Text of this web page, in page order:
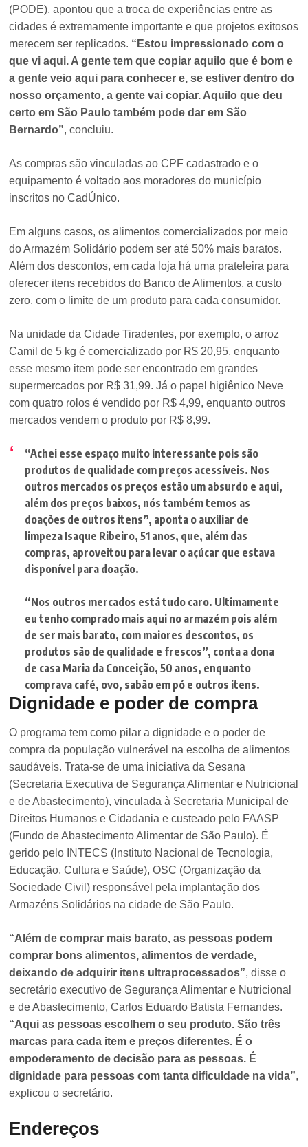
(PODE), apontou que a troca de experiências entre as
cidades é extremamente importante e que projetos exitosos
merecem ser replicados. “Estou impressionado com o
que vi aqui. A gente tem que copiar aquilo que é bom e
a gente veio aqui para conhecer e, se estiver dentro do
nosso orçamento, a gente vai copiar. Aquilo que deu
certo em São Paulo também pode dar em São
Bernardo”, concluiu.
As compras são vinculadas ao CPF cadastrado e o
equipamento é voltado aos moradores do município
inscritos no CadÚnico.
Em alguns casos, os alimentos comercializados por meio
do Armazém Solidário podem ser até 50% mais baratos.
Além dos descontos, em cada loja há uma prateleira para
oferecer itens recebidos do Banco de Alimentos, a custo
zero, com o limite de um produto para cada consumidor.
Na unidade da Cidade Tiradentes, por exemplo, o arroz
Camil de 5 kg é comercializado por R$ 20,95, enquanto
esse mesmo item pode ser encontrado em grandes
supermercados por R$ 31,99. Já o papel higiênico Neve
com quatro rolos é vendido por R$ 4,99, enquanto outros
mercados vendem o produto por R$ 8,99.
“Achei esse espaço muito interessante pois são
produtos de qualidade com preços acessíveis. Nos
outros mercados os preços estão um absurdo e aqui,
além dos preços baixos, nós também temos as
doações de outros itens”, aponta o auxiliar de
limpeza Isaque Ribeiro, 51 anos, que, além das
compras, aproveitou para levar o açúcar que estava
disponível para doação.
“Nos outros mercados está tudo caro. Ultimamente
eu tenho comprado mais aqui no armazém pois além
de ser mais barato, com maiores descontos, os
produtos são de qualidade e frescos”, conta a dona
de casa Maria da Conceição, 50 anos, enquanto
comprava café, ovo, sabão em pó e outros itens.
Dignidade e poder de compra
O programa tem como pilar a dignidade e o poder de
compra da população vulnerável na escolha de alimentos
saudáveis. Trata-se de uma iniciativa da Sesana
(Secretaria Executiva de Segurança Alimentar e Nutricional
e de Abastecimento), vinculada à Secretaria Municipal de
Direitos Humanos e Cidadania e custeado pelo FAASP
(Fundo de Abastecimento Alimentar de São Paulo). É
gerido pelo INTECS (Instituto Nacional de Tecnologia,
Educação, Cultura e Saúde), OSC (Organização da
Sociedade Civil) responsável pela implantação dos
Armazéns Solidários na cidade de São Paulo.
“Além de comprar mais barato, as pessoas podem
comprar bons alimentos, alimentos de verdade,
deixando de adquirir itens ultraprocessados”, disse o
secretário executivo de Segurança Alimentar e Nutricional
e de Abastecimento, Carlos Eduardo Batista Fernandes.
“Aqui as pessoas escolhem o seu produto. São três
marcas para cada item e preços diferentes. É o
empoderamento de decisão para as pessoas. É
dignidade para pessoas com tanta dificuldade na vida”,
explicou o secretário.
Endereços